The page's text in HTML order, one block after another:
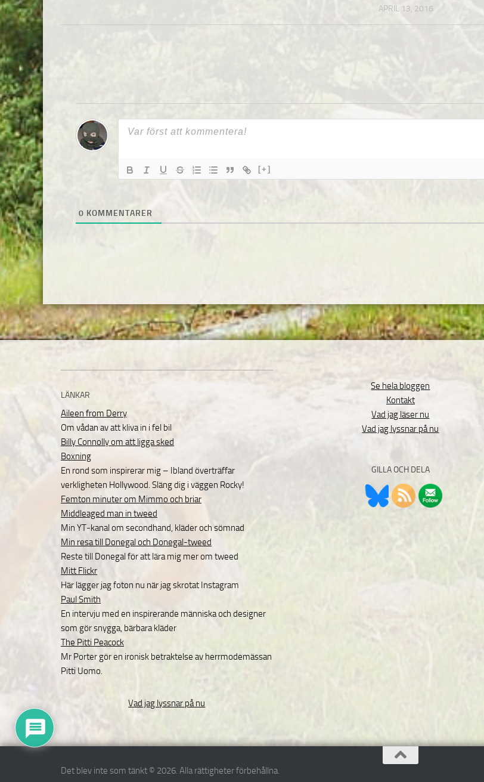
APRIL 13, 2016
[+]
0 KOMMENTARER
LÄNKAR
Aileen from Derry
Om vådan av att kliva in i fel bil
Billy Connolly om att ligga sked
Boxning
En rond som inspirerar mig – Ibland överträffar
verkligheten Hollywood. Släng dig i väggen Rocky!
Femton minuter om Mimmo och briar
Middleaged man in tweed
Min YT-kanal om secondhand, kläder och sömnad
Min resa till Donegal och Donegal-tweed
Reste till Donegal för att lära mig mer om tweed
Mitt Flickr
Här lägger jag foton nu när jag skrotat Instagram
Paul Smith
En intervju med en inspirerande människa och designer
som gör snygga, bärbara kläder
The Pitti Peacock
Mr Porter gör en ironisk betraktelse av herrmodemässan
Pitti Uomo.
Vad jag lyssnar på nu
Se hela bloggen
Kontakt
Vad jag läser nu
Vad jag lyssnar på nu
GILLA OCH DELA
Det blev inte som tänkt © 2026. Alla rättigheter förbehållna.